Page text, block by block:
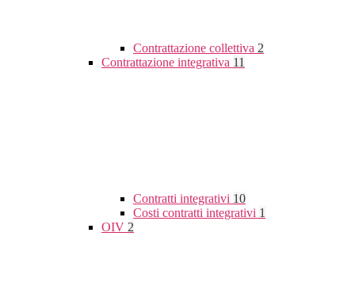
Contrattazione collettiva 2
Contrattazione integrativa 11
Contratti integrativi 10
Costi contratti integrativi 1
OIV 2